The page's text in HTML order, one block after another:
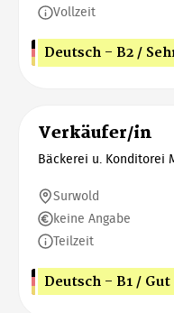
Vollzeit
Deutsch - B2 /
Verkäufer/in
Bäckerei u. Konditorei
Surwold
keine Angabe
Teilzeit
Deutsch - B1 / Gut